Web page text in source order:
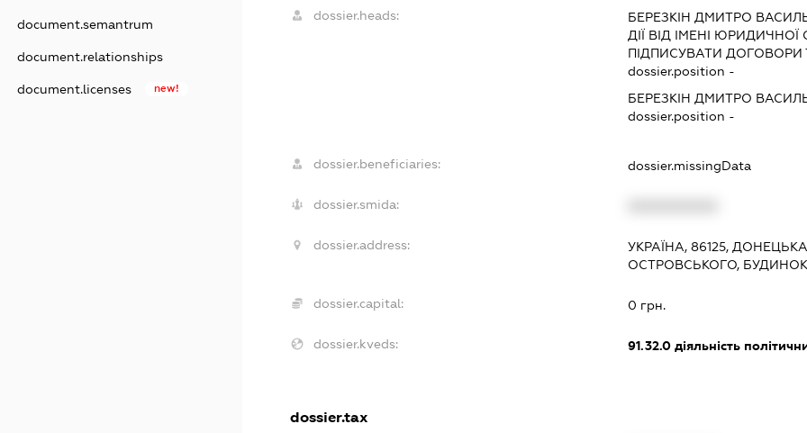
document.semantrum
document.relationships
document.licenses new!
dossier.heads: БЕРЕЗКІН ДМИТРО
ДІЇ ВІД ІМЕНІ
ПІДПИСУВАТИ ДОГОВОРИ
dossier.position -
БЕРЕЗКІН ДМИТРО
dossier.position -
dossier.beneficiaries: dossier.missingData
dossier.smida:
dossier.address:
УКРАЇНА, 86125,
ОСТРОВСЬКОГО, БУДИНОК
dossier.capital: 0 грн.
dossier.kveds: 91.32.0 діяльність
dossier.tax